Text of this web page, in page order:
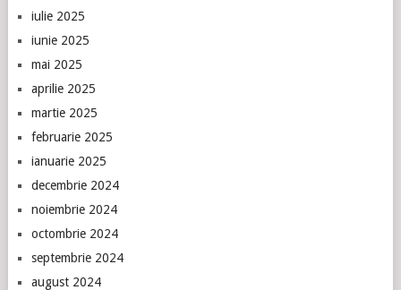
iulie 2025
iunie 2025
mai 2025
aprilie 2025
martie 2025
februarie 2025
ianuarie 2025
decembrie 2024
noiembrie 2024
octombrie 2024
septembrie 2024
august 2024